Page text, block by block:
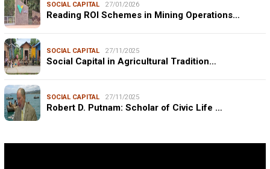
SOCIAL CAPITAL 27/01/2026
Reading ROI Schemes in Mining Operations…
SOCIAL CAPITAL 27/11/2025
Social Capital in Agricultural Tradition…
SOCIAL CAPITAL 27/11/2025
Robert D. Putnam: Scholar of Civic Life …